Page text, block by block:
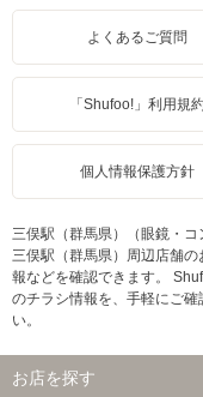
よくあるご質問
「Shufoo!」利用規
個人情報保護方針
三俣駅（群馬県）（眼鏡・コ
三俣駅（群馬県）周辺店舗
報などを確認できます。
のチラシ情報を、手軽にご
い。
お店を探す